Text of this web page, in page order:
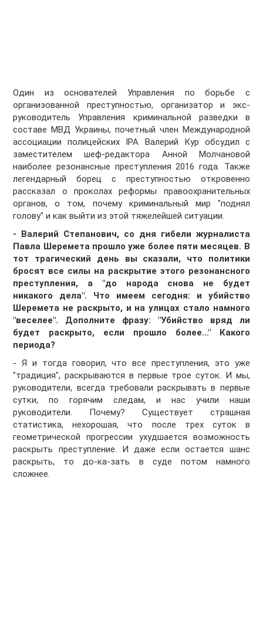
Один из основателей Управления по борьбе с
организованной преступностью, организатор и экс-
руководитель Управления криминальной разведки в
составе МВД Украины, почетный член Международной
ассоциации полицейских IPA Валерий Кур обсудил с
заместителем шеф-редактора Анной Молчановой
наиболее резонансные преступления 2016 года. Также
легендарный борец с преступностью откровенно
рассказал о проколах реформы правоохранительных
органов, о том, почему криминальный мир "поднял
голову" и как выйти из этой тяжелейшей ситуации.
- Валерий Степанович, со дня гибели журналиста
Павла Шеремета прошло уже более пяти месяцев. В
тот трагический день вы сказали, что политики
бросят все силы на раскрытие этого резонансного
преступления, а "до народа снова не будет
никакого дела". Что имеем сегодня: и убийство
Шеремета не раскрыто, и на улицах стало намного
"веселее". Дополните фразу: "Убийство вряд ли
будет раскрыто, если прошло более…" Какого
периода?
- Я и тогда говорил, что все преступления, это уже
"традиция", раскрываются в первые трое суток. И мы,
руководители, всегда требовали раскрывать в первые
сутки, по горячим следам, и нас учили наши
руководители. Почему? Существует страшная
статистика, нехорошая, что после трех суток в
геометрической прогрессии ухудшается возможность
раскрыть преступление. И даже если остается шанс
раскрыть, то до-ка-зать в суде потом намного
сложнее.